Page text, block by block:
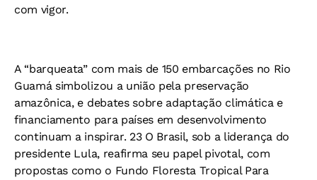
com vigor.
A “barqueata” com mais de 150 embarcações no Rio
Guamá simbolizou a união pela preservação
amazônica, e debates sobre adaptação climática e
financiamento para países em desenvolvimento
continuam a inspirar. 23 O Brasil, sob a liderança do
presidente Lula, reafirma seu papel pivotal, com
propostas como o Fundo Floresta Tropical Para